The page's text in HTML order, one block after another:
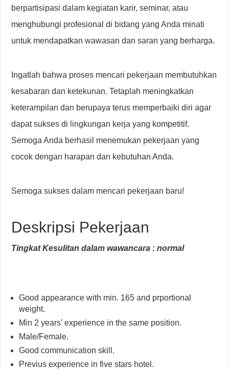
berpartisipasi dalam kegiatan karir, seminar, atau
menghubungi profesional di bidang yang Anda minati
untuk mendapatkan wawasan dan saran yang berharga.
Ingatlah bahwa proses mencari pekerjaan membutuhkan
kesabaran dan ketekunan. Tetaplah meningkatkan
keterampilan dan berupaya terus memperbaiki diri agar
dapat sukses di lingkungan kerja yang kompetitif.
Semoga Anda berhasil menemukan pekerjaan yang
cocok dengan harapan dan kebutuhan Anda.
Semoga sukses dalam mencari pekerjaan baru!
Deskripsi Pekerjaan
Tingkat Kesulitan dalam wawancara : normal
Good appearance with min. 165 and prportional
weight.
Min 2 years’ experience in the same position.
Male/Female.
Good communication skill.
Previus experience in five stars hotel.